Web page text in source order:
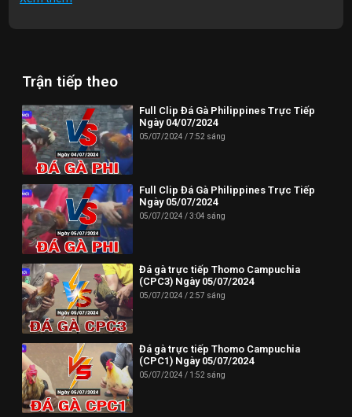
16:24 | Trận 3: A.Đạt (3350g) vs A.Linh (3350g)
21:03 | Trận 4: A.Quốc (3390g) vs A.Bằng (3310g)
25:18 | Trận 5: A.Tèo (3250g) vs A.Xuân (3250g)
Thông tin liên hệ:
Website: https://dagatructiep.tube/
Email:info@dagatructiep.tube
Phone: (024) 62730234
Địa chỉ: HUD3 Tower, 121-123 Đ. Tô Hiệu, P. Nguyễn Trãi, Hà
Đông, Hà Nội 100000, Việt Nam
--------------------------//----------------------
✪ Đừng quên Bấn vào đăng ký Dagatructiep.Tube để cập nhật
những Video đá gà trực tiếp - Đá gà Thomo - Đá gà Campuchia
mới nhất hôm nay!
--------------------------//----------------------
Trận tiếp theo
Full Clip Đá Gà Philippines Trực Tiếp
Ngày 04/07/2024
05/07/2024 7:52 sáng
Full Clip Đá Gà Philippines Trực Tiếp
Ngày 05/07/2024
05/07/2024 3:04 sáng
Đá gà trực tiếp Thomo Campuchia
(CPC3) Ngày 05/07/2024
05/07/2024 2:57 sáng
Đá gà trực tiếp Thomo Campuchia
(CPC1) Ngày 05/07/2024
05/07/2024 1:52 sáng